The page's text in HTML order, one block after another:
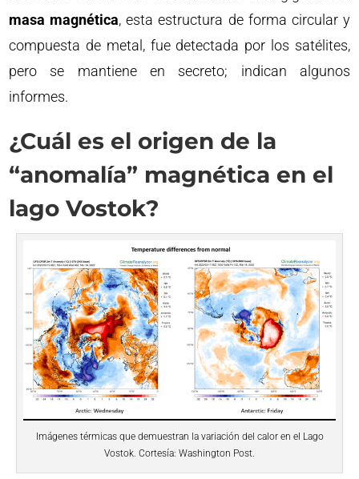
masa magnética, esta estructura de forma circular y
compuesta de metal, fue detectada por los satélites,
pero se mantiene en secreto; indican algunos
informes.
¿Cuál es el origen de la
“anomalía” magnética en el
lago Vostok?
Imágenes térmicas que demuestran la variación del calor en el Lago
Vostok. Cortesía: Washington Post.